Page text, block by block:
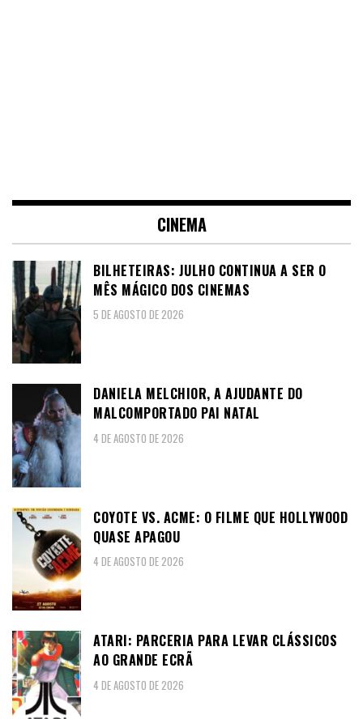
CINEMA
BILHETEIRAS: JULHO CONTINUA A SER O
MÊS MÁGICO DOS CINEMAS
5 DE AGOSTO DE 2026
DANIELA MELCHIOR, A AJUDANTE DO
MALCOMPORTADO PAI NATAL
4 DE AGOSTO DE 2026
COYOTE VS. ACME: O FILME QUE HOLLYWOOD
QUASE APAGOU
4 DE AGOSTO DE 2026
ATARI: PARCERIA PARA LEVAR CLÁSSICOS
AO GRANDE ECRÃ
4 DE AGOSTO DE 2026